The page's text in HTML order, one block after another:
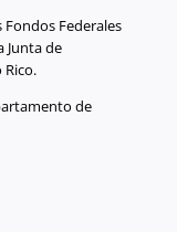
Fondos Federales
Junta de
de